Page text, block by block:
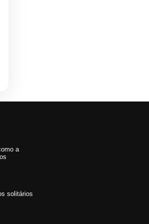
a
solitários